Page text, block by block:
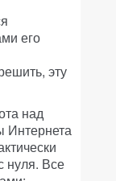
его
эту
над
Интернета
нуля. Все